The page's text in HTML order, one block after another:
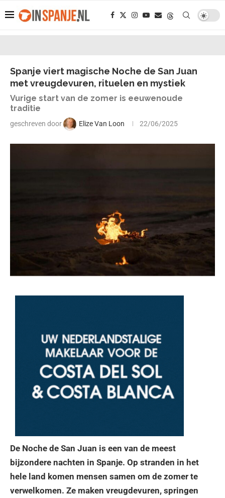
Spanje viert magische Noche de San Juan
met vreugdevuren, rituelen en mystiek
Vurige start van de zomer is eeuwenoude
traditie
geschreven door Elize Van Loon 22/06/2025
De Noche de San Juan is een van de meest
bijzondere nachten in Spanje. Op stranden in het
hele land komen mensen samen om de zomer te
verwelkomen. Ze maken vreugdevuren, springen